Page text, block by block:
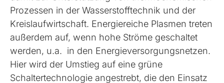
Prozessen in der Wasserstofftechnik und der
Kreislaufwirtschaft. Energiereiche Plasmen treten
außerdem auf, wenn hohe Ströme geschaltet
werden, u.a. in den Energieversorgungsnetzen.
Hier wird der Umstieg auf eine grüne
Schaltertechnologie angestrebt, die den Einsatz